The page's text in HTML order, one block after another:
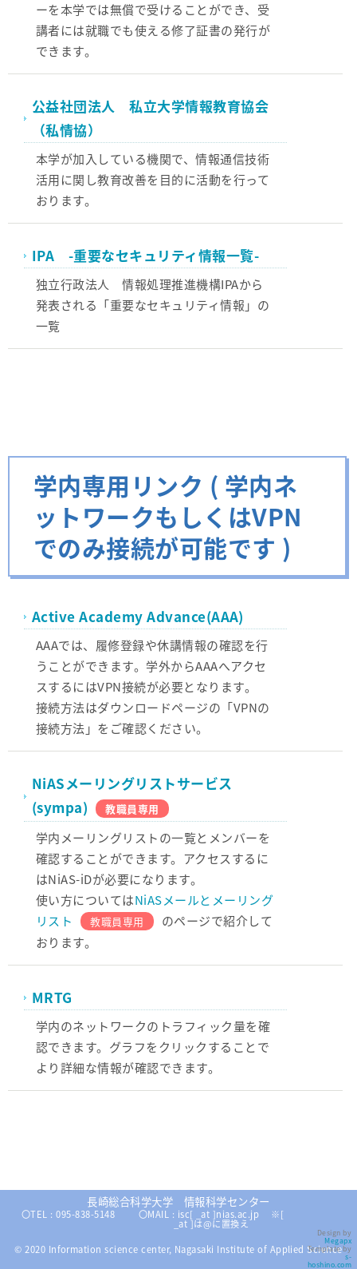
ーを本学では無償で受けることができ、受
講者には就職でも使える修了証書の発行が
できます。
公益社団法人 私立大学情報教育協会
（私情協）
本学が加入している機関で、情報通信技術
活用に関し教育改善を目的に活動を行って
おります。
IPA -重要なセキュリティ情報一覧-
独立行政法人 情報処理推進機構IPAから
発表される「重要なセキュリティ情報」の
一覧
学内専用リンク ( 学内ネ
ットワークもしくはVPN
でのみ接続が可能です )
Active Academy Advance(AAA)
AAAでは、履修登録や休講情報の確認を行
うことができます。学外からAAAへアクセ
スするにはVPN接続が必要となります。
接続方法はダウンロードページの「VPNの
接続方法」をご確認ください。
NiASメーリングリストサービス
(sympa)
教職員専用
学内メーリングリストの一覧とメンバーを
確認することができます。アクセスするに
はNiAS-iDが必要になります。
使い方についてはNiASメールとメーリング
リスト
教職員専用
のページで紹介して
おります。
MRTG
学内のネットワークのトラフィック量を確
認できます。グラフをクリックすることで
より詳細な情報が確認できます。
長崎総合科学大学 情報科学センター
〇TEL : 095-838-5148 〇MAIL : isc[ _at ]nias.ac.jp ※[
_at ]は@に置換え
© 2020 Information science center, Nagasaki Institute of Applied Science
Design by
Megapx
Template by
s-
hoshino.com